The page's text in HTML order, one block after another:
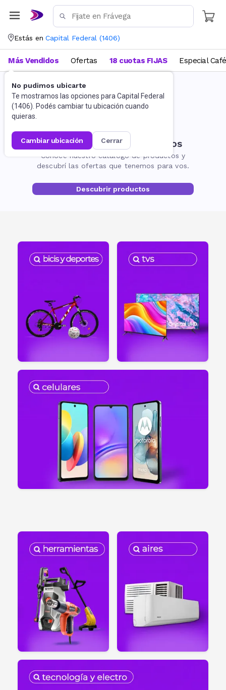
Estás en Capital Federal (1406)
No pudimos ubicarte
Te mostramos las opciones para Capital Federal
(1406). Podés cambiar tu ubicación cuando
quieras.
cambiar ubicación cerrar
Más Vendidos Ofertas 18 cuotas FIJAS Especial Café
No encontramos resultados
Conocé nuestro catálogo de productos y
descubrí las ofertas que tenemos para vos.
Descubrir productos